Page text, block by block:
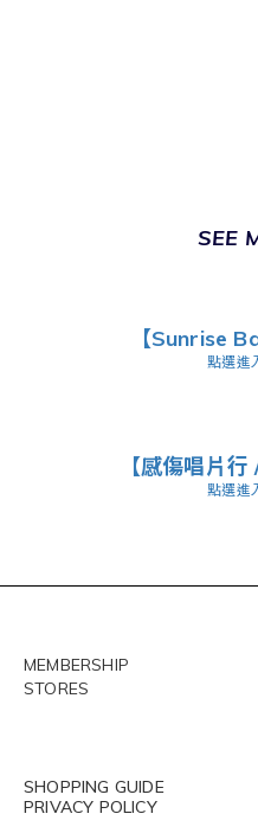
SEE
【Sunrise
點選進
【感傷唱片行
點選進
MEMBERSHIP
STORES
SHOPPING GUIDE
PRIVACY POLICY